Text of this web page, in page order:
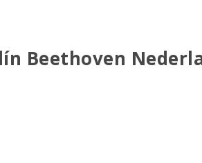
Beethoven